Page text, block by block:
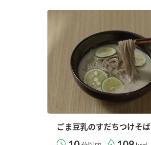
ごま豆乳のすだちつけそば